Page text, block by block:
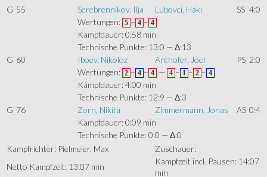
G 55 Serebrennikov, Ilja Lubovci, Haki SS 4:0
Wertungen: 5 – 4 – 4
Kampfdauer: 0:58 min
Technische Punkte: 13:0 — Δ:13
G 60 Iboev, Nikoloz Anthofer, Joel PS 2:0
Wertungen: 2 – 4 – 4 — 4 – 1 – 2 – 4
Kampfdauer: 4:00 min
Technische Punkte: 12:9 — Δ:3
G 76 Zorn, Nikita Zimmermann, Jonas AS 0:4
Kampfdauer: 0:09 min
Technische Punkte: 0:0 — Δ:0
Kampfrichter: Pielmeier, Max
Zuschauer:
Netto Kampfzeit: 13:07 min
Kampfzeit incl. Pausen: 14:07
min